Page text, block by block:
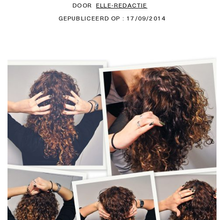
DOOR ELLE-REDACTIE
GEPUBLICEERD OP : 17/09/2014